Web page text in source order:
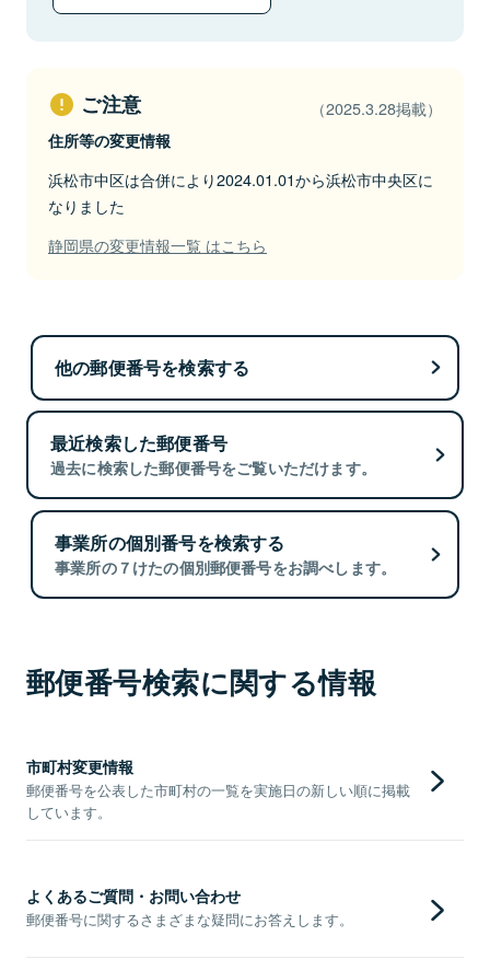
ご注意 （2025.3.28掲載）
住所等の変更情報
浜松市中区は合併により2024.01.01から浜松市中央区に
なりました
静岡県の変更情報一覧 はこちら
他の郵便番号を検索する
最近検索した郵便番号
過去に検索した郵便番号をご覧いただけます。
事業所の個別番号を検索する
事業所の７けたの個別郵便番号をお調べします。
郵便番号検索に関する情報
市町村変更情報
郵便番号を公表した市町村の一覧を実施日の新しい順に掲載
しています。
よくあるご質問・お問い合わせ
郵便番号に関するさまざまな疑問にお答えします。